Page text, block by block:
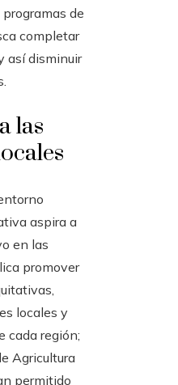
de
completar
así disminuir
las
aspira a
en las
promover
locales y
cada región;
Agricultura
permitido